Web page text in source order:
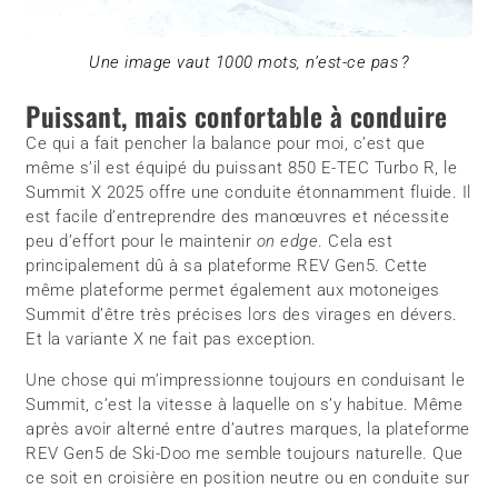
Une image vaut 1000 mots, n’est-ce pas ?
Puissant, mais confortable à conduire
Ce qui a fait pencher la balance pour moi, c’est que
même s’il est équipé du puissant 850 E-TEC Turbo R, le
Summit X 2025 offre une conduite étonnamment fluide. Il
est facile d’entreprendre des manœuvres et nécessite
peu d’effort pour le maintenir on edge. Cela est
principalement dû à sa plateforme REV Gen5. Cette
même plateforme permet également aux motoneiges
Summit d’être très précises lors des virages en dévers.
Et la variante X ne fait pas exception.
Une chose qui m’impressionne toujours en conduisant le
Summit, c’est la vitesse à laquelle on s’y habitue. Même
après avoir alterné entre d’autres marques, la plateforme
REV Gen5 de Ski-Doo me semble toujours naturelle. Que
ce soit en croisière en position neutre ou en conduite sur